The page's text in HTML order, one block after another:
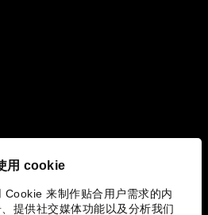
用 cookie
Cookie 来制作贴合用户需求的内
提供社交媒体功能以及分析我们